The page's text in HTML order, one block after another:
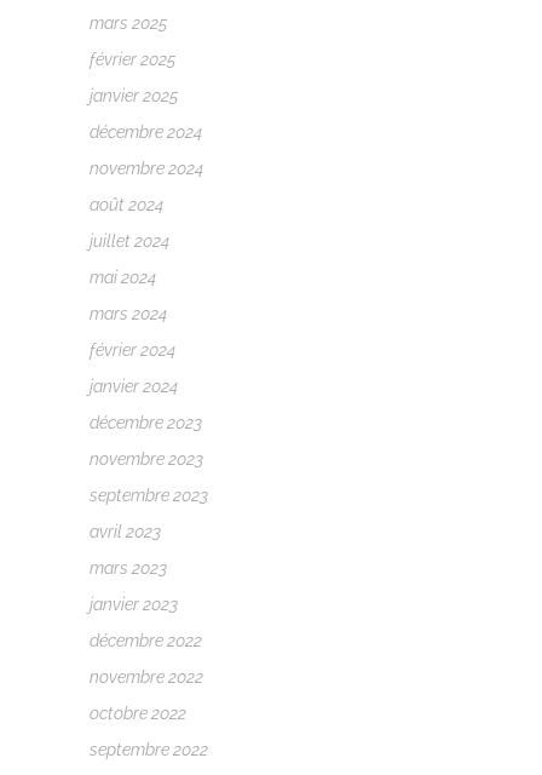
mars 2025
février 2025
janvier 2025
décembre 2024
novembre 2024
août 2024
juillet 2024
mai 2024
mars 2024
février 2024
janvier 2024
décembre 2023
novembre 2023
septembre 2023
avril 2023
mars 2023
janvier 2023
décembre 2022
novembre 2022
octobre 2022
septembre 2022